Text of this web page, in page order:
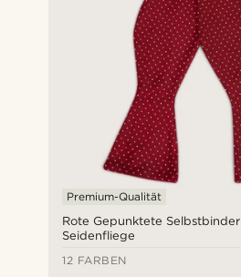
Rote Gepunktete Selbstbinder
Seidenfliege
Premium-Qualität
12 FARBEN